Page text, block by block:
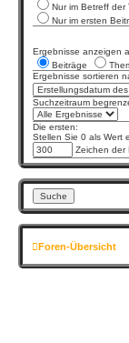
Nur im Betreff der
Nur im ersten
Ergebnisse anzeigen
Beiträge
Ergebnisse sortieren
Suchzeitraum
Die ersten:
Stellen Sie 0 als Wert
Zeichen der
Foren-Übersicht